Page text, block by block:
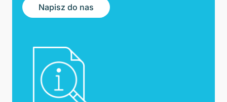
Napisz do nas